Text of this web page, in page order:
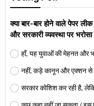
क्या बार-बार होने वाले पेपर
और सरकारी व्यवस्था पर
हाँ, यह युवाओं की मेहनत और
नहीं, कड़े कानून और एक्शन से
सरकार कोशिश कर रही है,